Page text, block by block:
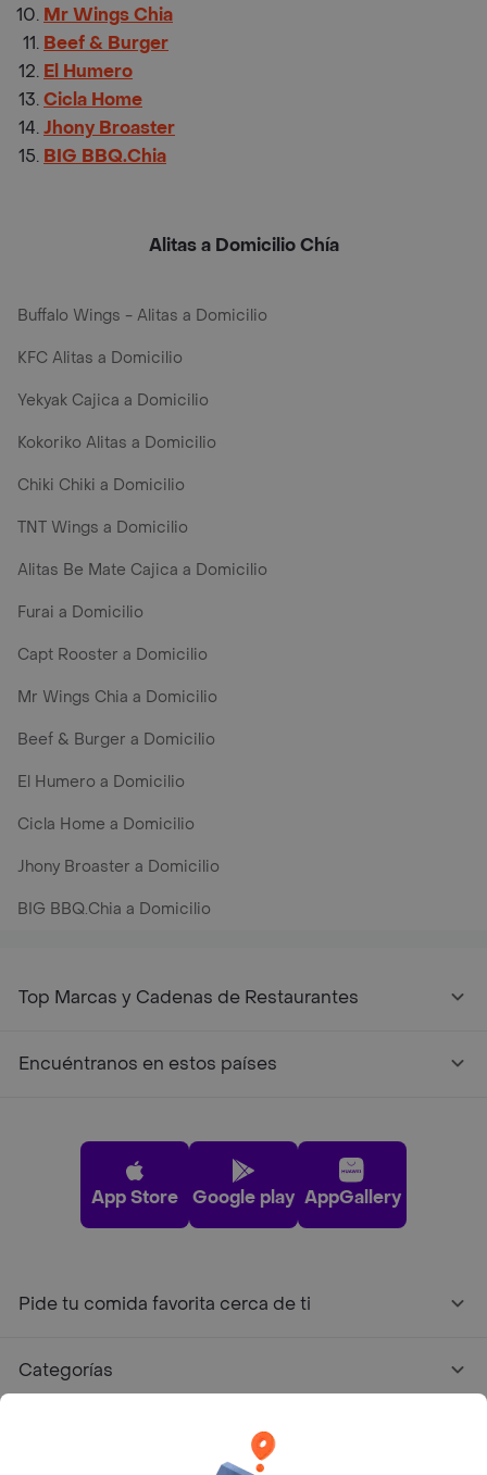
Mr Wings Chia
Beef & Burger
El Humero
Cicla Home
Jhony Broaster
BIG BBQ.Chia
Alitas a Domicilio Chía
Buffalo Wings - Alitas a Domicilio
KFC Alitas a Domicilio
Yekyak Cajica a Domicilio
Kokoriko Alitas a Domicilio
Chiki Chiki a Domicilio
TNT Wings a Domicilio
Alitas Be Mate Cajica a Domicilio
Furai a Domicilio
Capt Rooster a Domicilio
Mr Wings Chia a Domicilio
Beef & Burger a Domicilio
El Humero a Domicilio
Cicla Home a Domicilio
Jhony Broaster a Domicilio
BIG BBQ.Chia a Domicilio
Top Marcas y Cadenas de Restaurantes
Encuéntranos en estos países
App Store Google play AppGallery
Pide tu comida favorita cerca de ti
Categorías